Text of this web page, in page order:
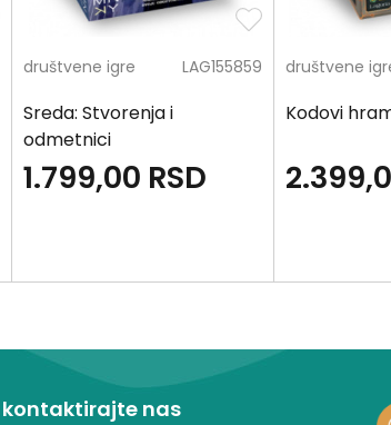
društvene igre LAG155859
Sreda: Stvorenja i
odmetnici
1.799,00 RSD
društvene
Kodovi
kontaktirajte nas